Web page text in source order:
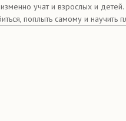
учат и взрослых и
поплыть самому и